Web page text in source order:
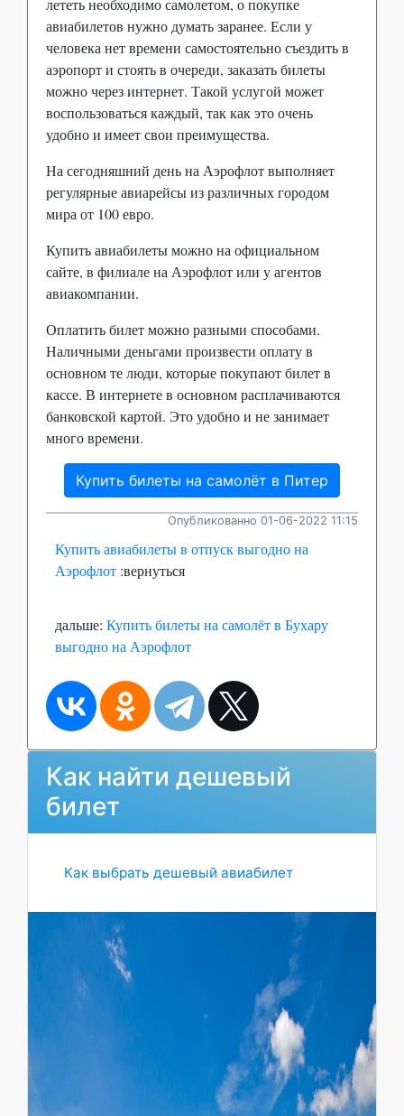
лететь необходимо самолетом, о покупке
авиабилетов нужно думать заранее. Если у
человека нет времени самостоятельно съездить в
аэропорт и стоять в очереди, заказать билеты
можно через интернет. Такой услугой может
воспользоваться каждый, так как это очень
удобно и имеет свои преимущества.
На сегодняшний день на Аэрофлот выполняет
регулярные авиарейсы из различных городом
мира от 100 евро.
Купить авиабилеты можно на официальном
сайте, в филиале на Аэрофлот или у агентов
авиакомпании.
Оплатить билет можно разными способами.
Наличными деньгами произвести оплату в
основном те люди, которые покупают билет в
кассе. В интернете в основном расплачиваются
банковской картой. Это удобно и не занимает
много времени.
Купить билеты на самолёт в Питер
Опубликованно 01-06-2022 11:15
Купить авиабилеты в отпуск выгодно на
Аэрофлот :вернуться
дальше: Купить билеты на самолёт в Бухару
выгодно на Аэрофлот
Как найти дешевый
билет
Как выбрать дешевый авиабилет